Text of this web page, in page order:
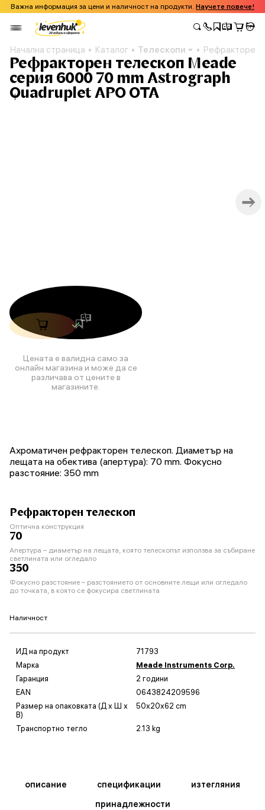
Важна информация за цени и наличност на продукти. Научете повече!
Начална страница Каталог Телескопи Рефракторен
Рефракторен телескоп Meade
серия 6000 70 mm Astrograph
Quadruplet APO OTA
Цената е валидна само за
онлайн магазина и може да се
различава от цените в
магазините.
Ахроматичен рефракторен телескоп. Диаметър на
лещата на обектива (апертура): 70 mm. Фокусно
разстояние: 350 mm
Рефракторен телескоп
Оптична конструкция
70
Апертура – диаметър на лещата, която телескопът използва за събиране
светлината или огледало
350
Фокусно разстояние – разстоянието от основните лещи или огледало
до точката, в която се фокусира светлината
Наличност
ИД на продукт
71793
Марка
Meade Instruments Corp.
Гаранция
2 години
EAN
0643824209596
Размер на опаковката (Д x Ш x
В)
50x20x62 cm
Транспортно тегло 2.13 kg
описание спецификации
изтегляния
принадлежности